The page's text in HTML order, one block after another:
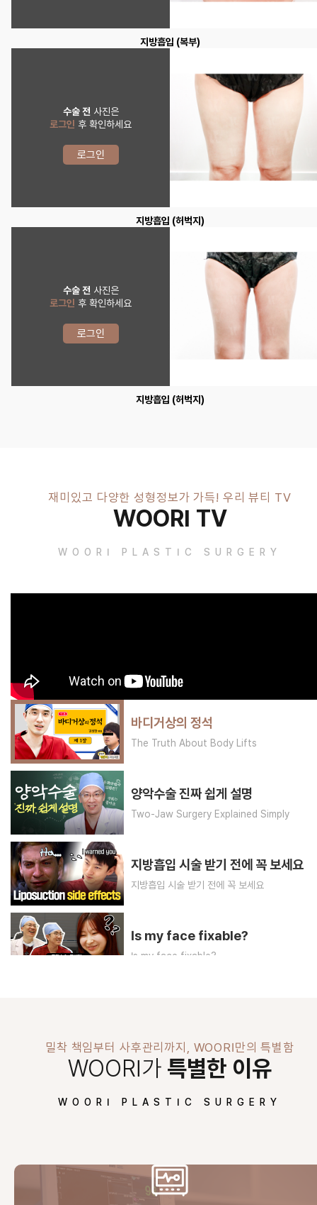
지방흡입 (복부)
수술 전 사진은
로그인 후 확인하세요
로그인
지방흡입 (허벅지)
수술 전 사진은
로그인 후 확인하세요
로그인
지방흡입 (허벅지)
재미있고 다양한 성형정보가 가득! 우리 뷰티 TV
WOORI TV
WOORI PLASTIC SURGERY
바디거상의 정석
The Truth About Body Lifts
양악수술 진짜 쉽게 설명
Two-Jaw Surgery Explained Simply
지방흡입 시술 받기 전에 꼭 보세요
지방흡입 시술 받기 전에 꼭 보세요
Is my face fixable?
Is my face fixable?
밀착 책임부터 사후관리까지, WOORI만의 특별함
WOORI가 특별한 이유
WOORI PLASTIC SURGERY